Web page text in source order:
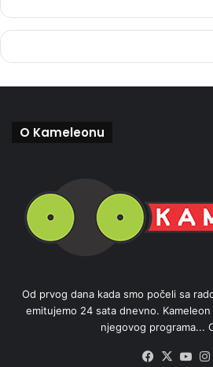
O Kameleonu
Od prvog dana kada smo počeli sa
emitujemo 24 sata dnevno.
njegovog programa...
Facebook
X